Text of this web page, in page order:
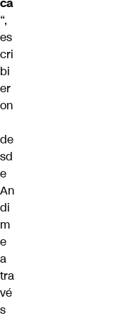
“,
es
cri
bi
er
on
de
sd
e
An
di
m
e
a
tra
vé
s